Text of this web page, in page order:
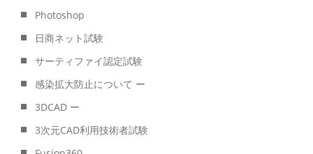
Photoshop
日商ネット試験
サーティファイ認定試験
感染拡大防止について ー
3DCAD ー
3次元CAD利用技術者試験